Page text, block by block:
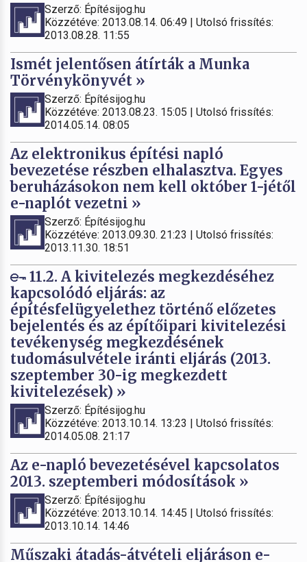
Szerző: Építésijog.hu
Közzétéve: 2013.08.14. 06:49 | Utolsó frissítés:
2013.08.28. 11:55
Ismét jelentősen átírták a Munka
Törvénykönyvét »
Szerző: Építésijog.hu
Közzétéve: 2013.08.23. 15:05 | Utolsó frissítés:
2014.05.14. 08:05
Az elektronikus építési napló
bevezetése részben elhalasztva. Egyes
beruházásokon nem kell október 1-jétől
e-naplót vezetni »
Szerző: Építésijog.hu
Közzétéve: 2013.09.30. 21:23 | Utolsó frissítés:
2013.11.30. 18:51
11.2. A kivitelezés megkezdéséhez
kapcsolódó eljárás: az
építésfelügyelethez történő előzetes
bejelentés és az építőipari kivitelezési
tevékenység megkezdésének
tudomásulvétele iránti eljárás (2013.
szeptember 30-ig megkezdett
kivitelezések) »
Szerző: Építésijog.hu
Közzétéve: 2013.10.14. 13:23 | Utolsó frissítés:
2014.05.08. 21:17
Az e-napló bevezetésével kapcsolatos
2013. szeptemberi módosítások »
Szerző: Építésijog.hu
Közzétéve: 2013.10.14. 14:45 | Utolsó frissítés:
2013.10.14. 14:46
Műszaki átadás-átvételi eljáráson e-